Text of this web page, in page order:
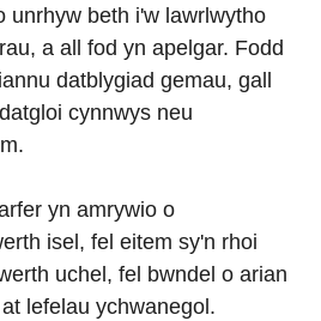
unrhyw beth i'w lawrlwytho
a all fod yn apelgar. Fodd
datblygiad gemau, gall
cynnwys neu
yn amrywio o
isel, fel eitem sy'n rhoi
uchel, fel bwndel o arian
lefelau ychwanegol.